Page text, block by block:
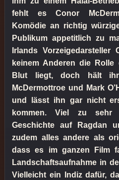
fehlt es Conor
Komödie an richtig
Publikum appetitlich zu
Irlands Vorzeigedarsteller
keinem Anderen die
Blut liegt, doch hält
McDermottroe und Mark
und lässt ihn gar nicht
kommen. Viel zu sehr
Geschichte auf Ragdan
zudem alles andere als
dass es im ganzen Film
Landschaftsaufnahme in
Vielleicht ein Indiz dafür,